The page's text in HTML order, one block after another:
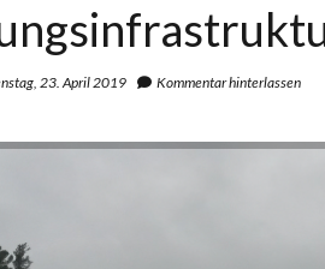
23. April 2019 Kommentar hinterlassen